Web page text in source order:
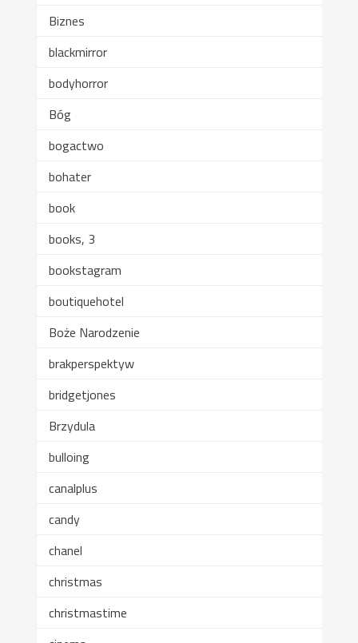
Biznes
blackmirror
bodyhorror
Bóg
bogactwo
bohater
book
books, 3
bookstagram
boutiquehotel
Boże Narodzenie
brakperspektyw
bridgetjones
Brzydula
bulloing
canalplus
candy
chanel
christmas
christmastime